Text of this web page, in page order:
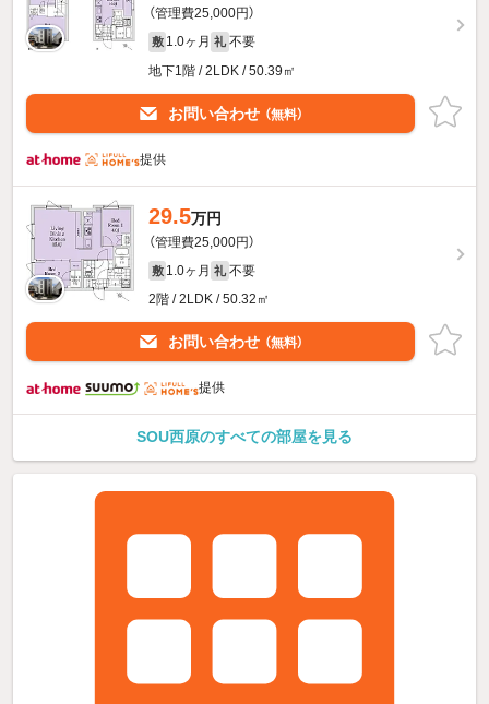
（管理費25,000円）
敷 1.0ヶ月 礼 不要
地下1階 / 2LDK / 50.39㎡
お問い合わせ （無料）
提供
29.5万円
（管理費25,000円）
敷 1.0ヶ月 礼 不要
2階 / 2LDK / 50.32㎡
お問い合わせ （無料）
提供
SOU西原のすべての部屋を見る